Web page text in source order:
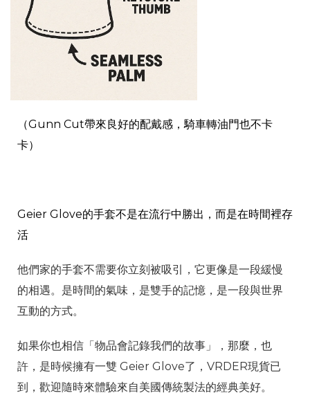
（Gunn Cut帶來良好的配戴感，騎車轉油門也不卡
卡）
Geier Glove的手套不是在流行中勝出，而是在時間裡存
活
他們家的手套不需要你立刻被吸引，它更像是一段緩慢
的相遇。是時間的氣味，是雙手的記憶，是一段與世界
互動的方式。
如果你也相信「物品會記錄我們的故事」，那麼，也
許，是時候擁有一雙 Geier Glove了，VRDER現貨已
到，歡迎隨時來體驗來自美國傳統製法的經典美好。